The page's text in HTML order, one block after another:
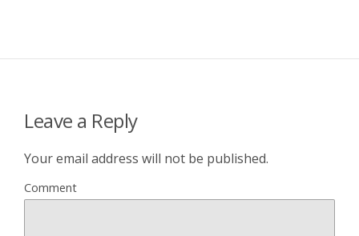
Leave a Reply
Your email address will not be published.
Comment